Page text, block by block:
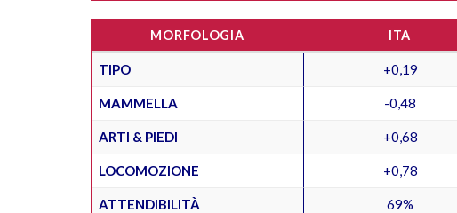
MORFOLOGIA ITA
TIPO +0,19
MAMMELLA -0,48
ARTI & PIEDI +0,68
LOCOMOZIONE +0,78
ATTENDIBILITÀ 69%